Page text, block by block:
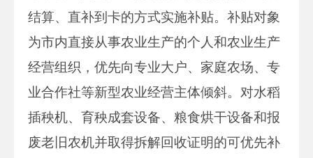
结算、直补到卡的方式实施补贴。补贴对象
为市内直接从事农业生产的个人和农业生产
经营组织，优先向专业大户、家庭农场、专
业合作社等新型农业经营主体倾斜。对水稻
插秧机、育秧成套设备、粮食烘干设备和报
废老旧农机并取得拆解回收证明的可优先补